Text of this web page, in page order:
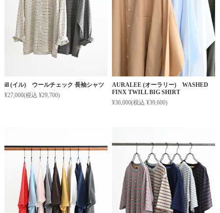
ill (イル) ウールチェック 長袖シャツ
¥27,000(税込 ¥29,700)
AURALEE (オーラリー) WASHED
FINX TWILL BIG SHIRT
¥36,000(税込 ¥39,600)